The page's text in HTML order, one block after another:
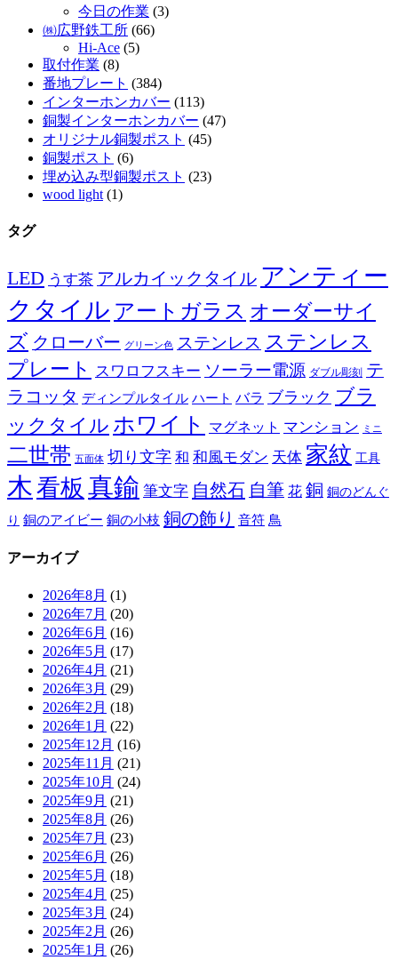
今日の作業 (3)
㈱広野鉄工所 (66)
Hi-Ace (5)
取付作業 (8)
番地プレート (384)
インターホンカバー (113)
銅製インターホンカバー (47)
オリジナル銅製ポスト (45)
銅製ポスト (6)
埋め込み型銅製ポスト (23)
wood light (1)
タグ
LED うす茶 アルカイックタイル アンティー
クタイル アートガラス オーダーサイ
ズ クローバー グリーン色 ステンレス ステンレス
プレート スワロフスキー ソーラー電源 ダブル彫刻 テ
ラコッタ ディンプルタイル ハート バラ ブラック ブラ
ックタイル ホワイト マグネット マンション ミニ
二世帯 五面体 切り文字 和 和風モダン 天体 家紋 工具
木看板 真鍮 筆文字 自然石 自筆 花 銅 銅のどんぐ
り 銅のアイビー 銅の小枝 銅の飾り 音符 鳥
アーカイブ
2026年8月 (1)
2026年7月 (20)
2026年6月 (16)
2026年5月 (17)
2026年4月 (21)
2026年3月 (29)
2026年2月 (18)
2026年1月 (22)
2025年12月 (16)
2025年11月 (21)
2025年10月 (24)
2025年9月 (21)
2025年8月 (26)
2025年7月 (23)
2025年6月 (26)
2025年5月 (18)
2025年4月 (25)
2025年3月 (24)
2025年2月 (26)
2025年1月 (26)